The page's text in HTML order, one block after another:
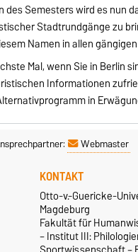
des Semesters wird es nun
Stadtrundgänge zu
Namen in allen
Mal, wenn Sie in Berlin
Informationen
in
Webmaster
KONTAKT
Otto-v.-Guericke-
Magdeburg
Fakultät für
– Institut III: